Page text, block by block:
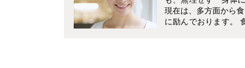
現在は、多方面から
に励んでおります。